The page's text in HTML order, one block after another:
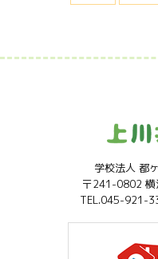
学校法人 都
〒241-0802 横
TEL.045-921-